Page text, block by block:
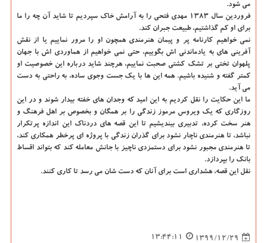
می شود.
فروردین سال ۱۳۸۳ مهدی فتحی را به آرامش خاک سپردیم تا شاید آن چه را ما
برای او کم گذاشتیم، طبیعت جبران کند.
نمی خواهیم کارنامه پر و پیمان هنرمندی همچون او را مرور نماییم یا از نقش
آفرینی های به یادماندنی اش بگوییم، حتی نمی خواهیم از هماوردی اش با جهان
پلهوان تختی بر تشک کشتی صحبت نماییم، هرچند شاید درباره این خصوصیت او
کمتر گفته و شنیده باشیم. همه این ها با یک جست وجوی ساده، به راحتی به دست
می آید.
ما این حکایت را نقل کردیم به این امید که وجدان های خفته بیدار شوند و در این
روزگاری که یک ویروس مرموز زندگی را بر همگان و بخصوص بر اهل فرهنگ و
هنر سخت کرده، تدبیری بیندیشیم تا این قصه های دردناک این اندازه پرتکرار
نباشد، تا هنرمندی ناچار نشود برای گذران زندگی با پروژه ای پرخطر همکاری کند،
تا هنرمندی مجبور نشود برای دستمزدی ناچیز با جانش معامله کند که بتواند اقساط
بانک را بپردازد.
نقل این قصه، هشداری است برای آنان که دست شان می رسد تا کاری کنند.
1399/12/29
13:44:11